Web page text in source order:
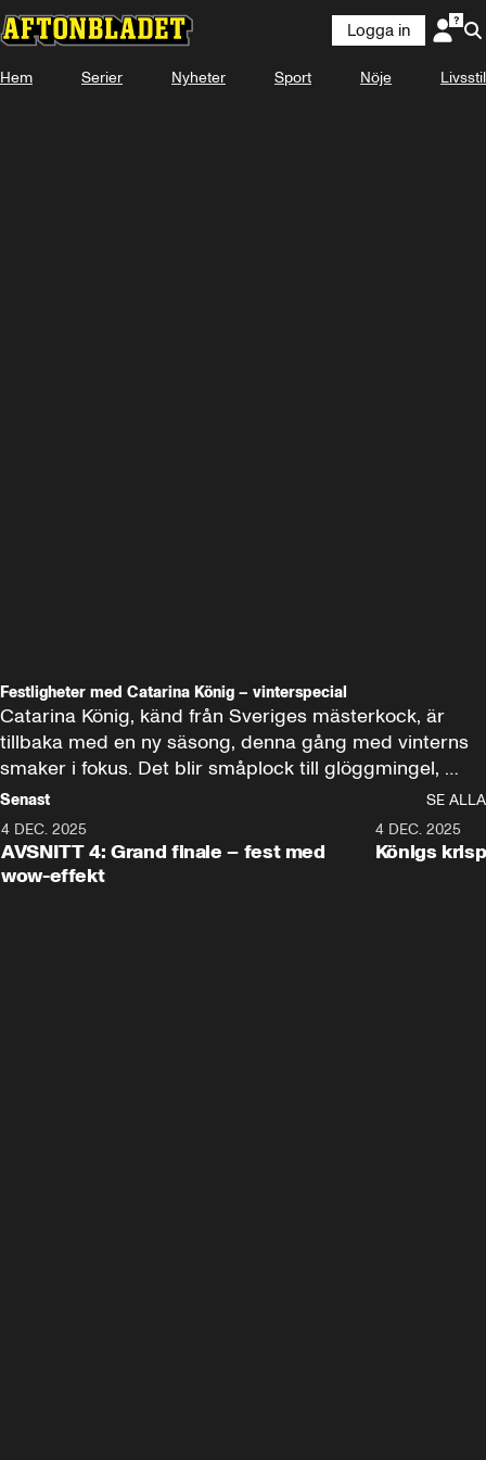
Logga in
Hem Serier Nyheter Sport Nöje Livsstil
Festligheter med Catarina König – vinterspecial
Catarina König, känd från Sveriges mästerkock, är
tillbaka med en ny säsong, denna gång med vinterns
smaker i fokus. Det blir småplock till glöggmingel,
julfavoriter och enkla knep som gör vinterns fester till
succé.
Senast
SE ALLA
4 DEC. 2025
AVSNITT 4: Grand finale – fest med
wow-effekt
4 DEC. 2025
Königs